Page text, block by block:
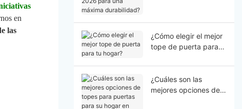
en
las
¿Cómo elegir el mejor
tope de puerta para
¿Cuáles son las
mejores opciones de